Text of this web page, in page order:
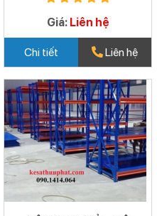
Giá: Liên hệ
Chi tiết Liên hệ